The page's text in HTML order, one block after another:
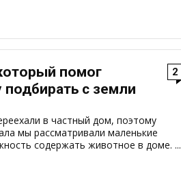
помог
с земли
2
в частный дом, поэтому
мы рассматривали маленькие
содержать животное в доме. ...